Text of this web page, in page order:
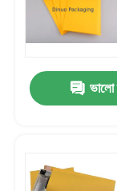
কাস্টমাইজড
কাগজ প্যাডেড
মৌচাক মোড়ানো কাগজ
ভালো